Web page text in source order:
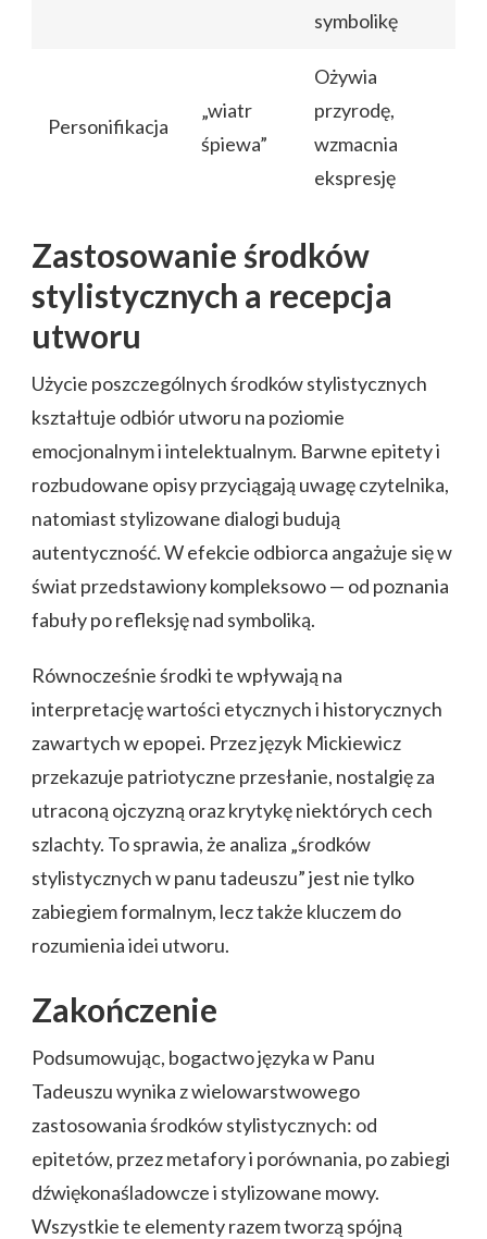
symbolikę
Personifikacja
„wiatr
śpiewa”
Ożywia
przyrodę,
wzmacnia
ekspresję
Zastosowanie środków
stylistycznych a recepcja
utworu
Użycie poszczególnych środków stylistycznych
kształtuje odbiór utworu na poziomie
emocjonalnym i intelektualnym. Barwne epitety i
rozbudowane opisy przyciągają uwagę czytelnika,
natomiast stylizowane dialogi budują
autentyczność. W efekcie odbiorca angażuje się w
świat przedstawiony kompleksowo — od poznania
fabuły po refleksję nad symboliką.
Równocześnie środki te wpływają na
interpretację wartości etycznych i historycznych
zawartych w epopei. Przez język Mickiewicz
przekazuje patriotyczne przesłanie, nostalgię za
utraconą ojczyzną oraz krytykę niektórych cech
szlachty. To sprawia, że analiza „środków
stylistycznych w panu tadeuszu” jest nie tylko
zabiegiem formalnym, lecz także kluczem do
rozumienia idei utworu.
Zakończenie
Podsumowując, bogactwo języka w Panu
Tadeuszu wynika z wielowarstwowego
zastosowania środków stylistycznych: od
epitetów, przez metafory i porównania, po zabiegi
dźwiękonaśladowcze i stylizowane mowy.
Wszystkie te elementy razem tworzą spójną